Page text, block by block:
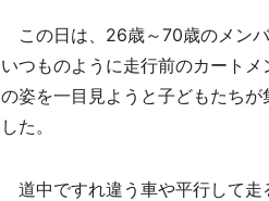
この日は、26歳～70歳のメン
いつものように走行前のカート
の姿を一目見ようと子どもたち
した。
道中ですれ違う車や平行して走